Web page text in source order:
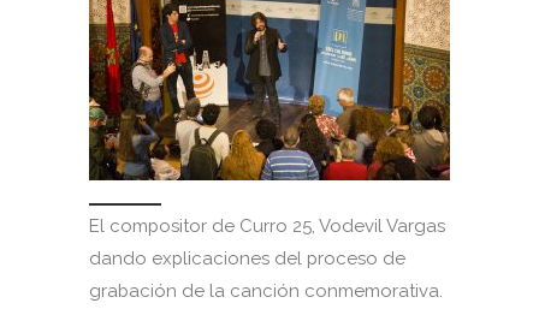
El compositor de Curro 25, Vodevil Vargas
dando explicaciones del proceso de
grabación de la canción conmemorativa.